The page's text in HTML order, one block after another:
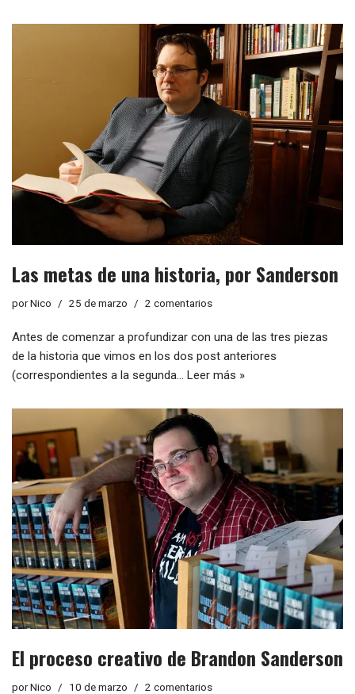
Las metas de una historia, por Sanderson
porNico 25 de marzo 2 comentarios
Antes de comenzar a profundizar con una de las tres piezas
de la historia que vimos en los dos post anteriores
(correspondientes a la segunda… Leer más »
El proceso creativo de Brandon Sanderson
porNico 10 de marzo 2 comentarios